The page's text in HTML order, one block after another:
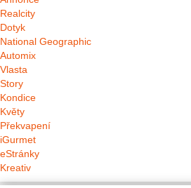
Realcity
Dotyk
National Geographic
Automix
Vlasta
Story
Kondice
Květy
Překvapení
iGurmet
eStránky
Kreativ